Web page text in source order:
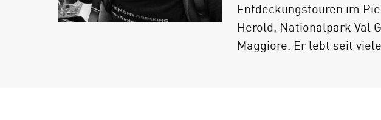
Entdeckungstouren im
Herold, Nationalpark Val
Maggiore. Er lebt seit